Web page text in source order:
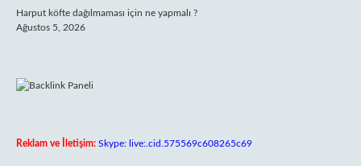
Harput köfte dağılmaması için ne yapmalı ?
Ağustos 5, 2026
Reklam ve İletişim: Skype: live:.cid.575569c608265c69